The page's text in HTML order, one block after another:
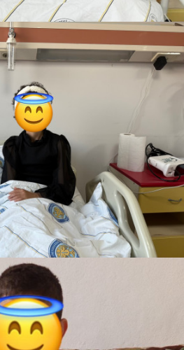
Zeynep
Teslim Edildi
Barbie evi
Uygar